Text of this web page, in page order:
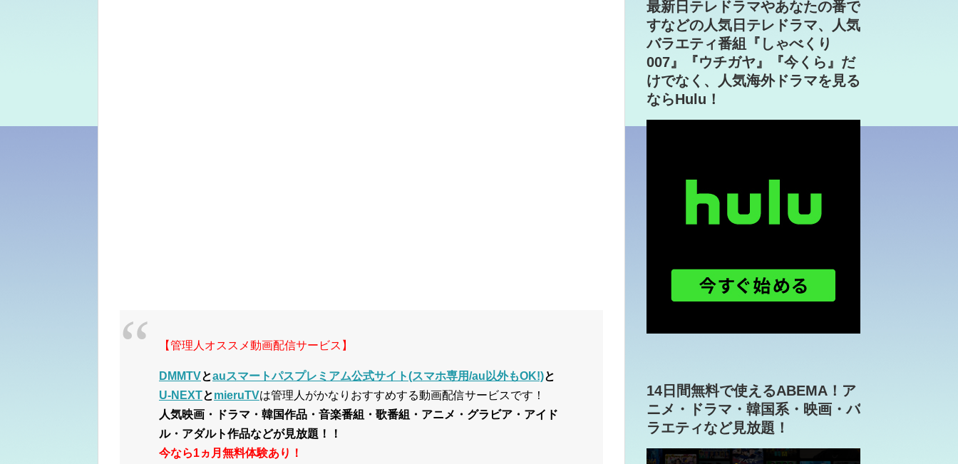
【管理人オススメ動画配信サービス】
DMMTVとauスマートパスプレミアム公式サイト(スマホ専用/au以外もOK!)と
U-NEXTとmieruTVは管理人がかなりおすすめする動画配信サービスです！
人気映画・ドラマ・韓国作品・音楽番組・歌番組・アニメ・グラビア・アイド
ル・アダルト作品などが見放題！！
今なら1ヵ月無料体験あり！
最新日テレドラマやあなたの番で
すなどの人気日テレドラマ、人気
バラエティ番組『しゃべくり
007』『ウチガヤ』『今くら』だ
けでなく、人気海外ドラマを見る
ならHulu！
14日間無料で使えるABEMA！ア
ニメ・ドラマ・韓国系・映画・バ
ラエティなど見放題！